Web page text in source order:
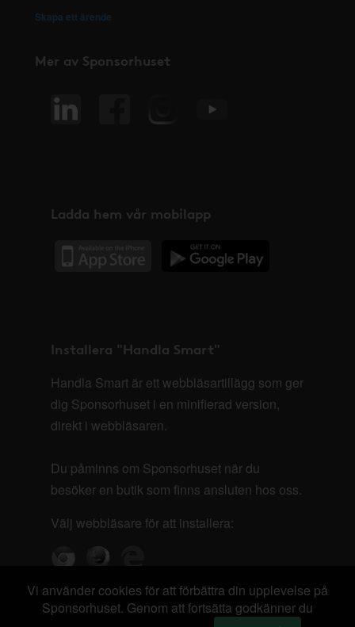
Skapa ett ärende
Mer av Sponsorhuset
Ladda hem vår mobilapp
Installera "Handla Smart"
Handla Smart är ett webbläsartillägg som ger
dig Sponsorhuset i en minifierad version,
direkt i webbläsaren.
Du påminns om Sponsorhuset när du
besöker en butik som finns ansluten hos oss.
Välj webbläsare för att installera:
Vi använder cookies för att förbättra din upplevelse på
Sponsorhuset. Genom att fortsätta godkänner du